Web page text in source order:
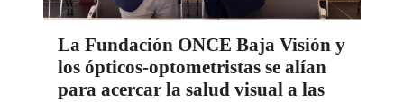
La Fundación ONCE Baja Visión y
los ópticos-optometristas se alían
para acercar la salud visual a las